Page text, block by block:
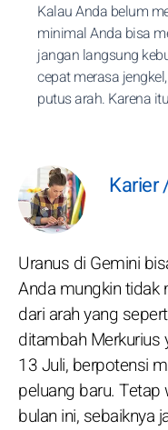
Kalau Anda belum
minimal Anda bisa
jangan langsung
cepat merasa
putus arah. Karena
Karier
Uranus di Gemini
Anda mungkin tidak
dari arah yang
ditambah Merkurius
13 Juli, berpotensi
peluang baru. Tetap
bulan ini, sebaiknya